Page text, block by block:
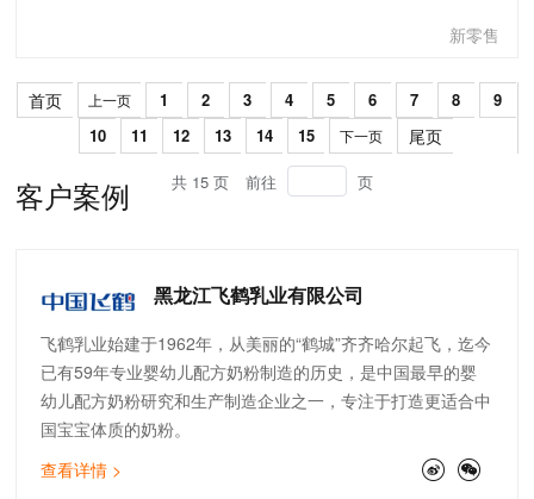
奶、姥爷姥姥等亲人随时把拍摄的所有照片，通过“亲宝宝”APP
与快乐时光。阿里云AK防泄漏最佳实践为我们权限体系优化提
供了较完善的解决方案，特别是在大数据产品应用过程中，我
们参考了最佳实践，顺利完成了AK整合，更加有效地保证云上
资产安全。在亲宝宝视频图片转码及鉴黄业务中，我们经常在
节假日，周末会遇到流量高峰，为充分利用集群弹性资源，我
低了研发成本，感谢阿里云最佳实践团队。
新零售
首页 上一页 1 2 3 4 5 6 7 8
9
10
11 12 13 14 15 下一页 尾页
共 15 页 前往 页
客户案例
黑龙江飞鹤乳业有限公司
飞鹤乳业始建于1962年，从美丽的“鹤城”齐齐哈尔起飞，迄今
已有59年专业婴幼儿配方奶粉制造的历史，是中国最早的婴
幼儿配方奶粉研究和生产制造企业之一，专注于打造更适合中
国宝宝体质的奶粉。
查看详情 >